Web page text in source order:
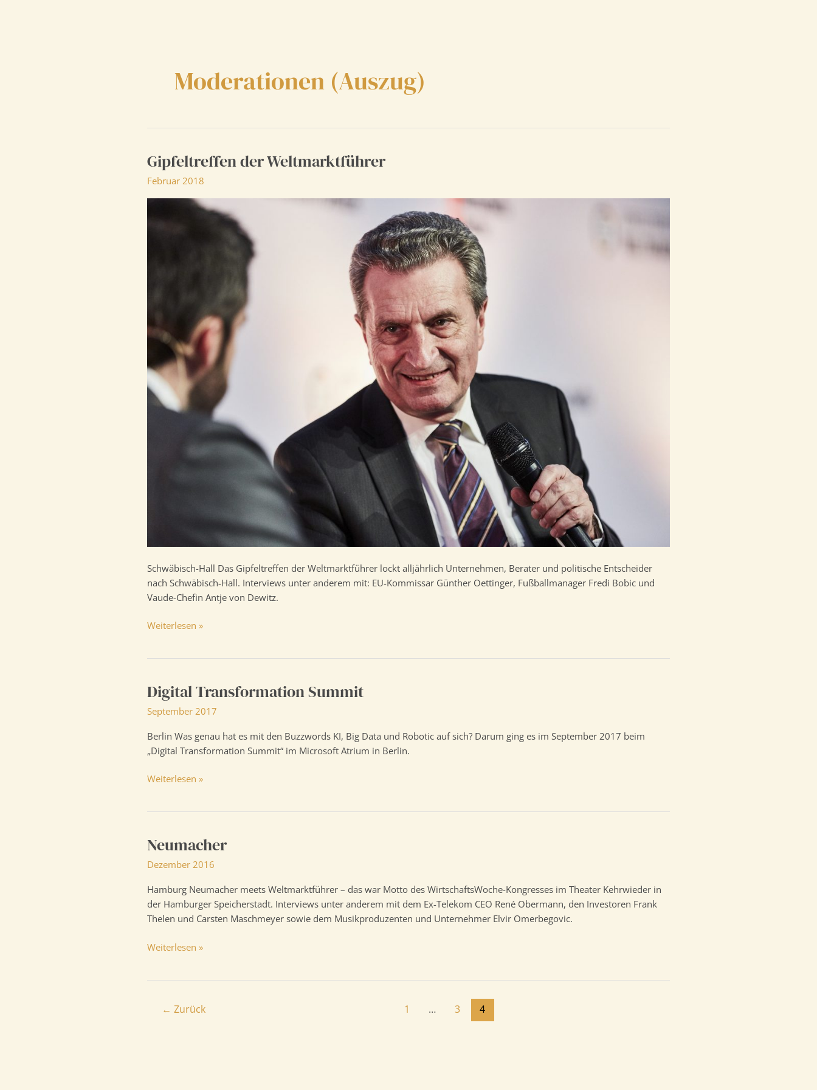
Moderationen (Auszug)
Gipfeltreffen der Weltmarktführer
Februar 2018
Schwäbisch-Hall Das Gipfeltreffen der Weltmarktführer lockt alljährlich Unternehmen, Berater und politische Entscheider
nach Schwäbisch-Hall. Interviews unter anderem mit: EU-Kommissar Günther Oettinger, Fußballmanager Fredi Bobic und
Vaude-Chefin Antje von Dewitz.
Gipfeltreffen
Weiterlesen »
Digital Transformation Summit
September 2017
Berlin Was genau hat es mit den Buzzwords KI, Big Data und Robotic auf sich? Darum ging es im September 2017 beim
„Digital Transformation Summit“ im Microsoft Atrium in Berlin.
Digital
Weiterlesen »
Neumacher
Dezember 2016
Hamburg Neumacher meets Weltmarktführer – das war Motto des WirtschaftsWoche-Kongresses im Theater Kehrwieder in
der Hamburger Speicherstadt. Interviews unter anderem mit dem Ex-Telekom CEO René Obermann, den Investoren Frank
Thelen und Carsten Maschmeyer sowie dem Musikproduzenten und Unternehmer Elvir Omerbegovic.
Neumacher
Weiterlesen »
Seitennummerierung
← Zurück 1 … 3 4